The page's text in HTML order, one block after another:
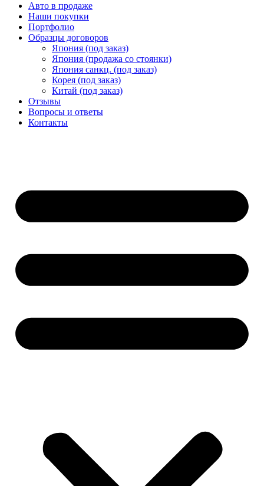
Авто в продаже
Наши покупки
Портфолио
Образцы договоров
Япония (под заказ)
Япония (продажа со стоянки)
Япония санкц. (под заказ)
Корея (под заказ)
Китай (под заказ)
Отзывы
Вопросы и ответы
Контакты